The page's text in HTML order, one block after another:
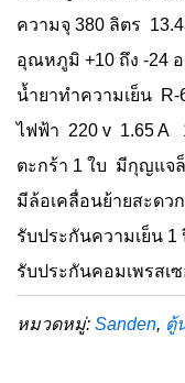
ความจุ 380 ลิตร
อุณหภูมิ +10 ถึง -24
น้ำยาทำความเย็น R-
ไฟฟ้า 220 v 1.65 A
ตะกร้า 1 ใบ มีกุญแจ
มีล้อเคลื่อนย้ายสะดว
รับประกันความเย็น 1
รับประกันคอมเพรสเ
หมวดหมู่: Sanden, ตู้